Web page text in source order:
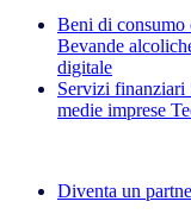
Beni di consumo
Bevande
digitale
Servizi finanziari
medie imprese
Diventa un